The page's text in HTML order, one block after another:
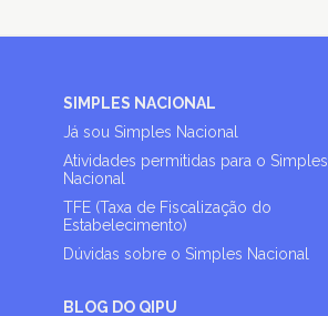
SIMPLES NACIONAL
Já sou Simples Nacional
Atividades permitidas para o Simples
Nacional
TFE (Taxa de Fiscalização do
Estabelecimento)
Dúvidas sobre o Simples Nacional
BLOG DO QIPU